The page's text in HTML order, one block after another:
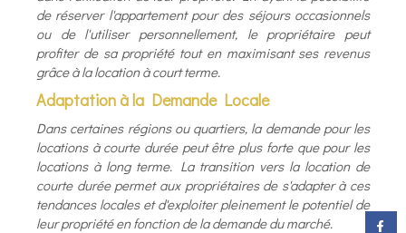
de réserver l'appartement pour des séjours occasionnels
ou de l'utiliser personnellement, le propriétaire peut
profiter de sa propriété tout en maximisant ses revenus
grâce à la location à court terme.
Adaptation à la Demande Locale
Dans certaines régions ou quartiers, la demande pour les
locations à courte durée peut être plus forte que pour les
locations à long terme. La transition vers la location de
courte durée permet aux propriétaires de s'adapter à ces
tendances locales et d'exploiter pleinement le potentiel de
leur propriété en fonction de la demande du marché.